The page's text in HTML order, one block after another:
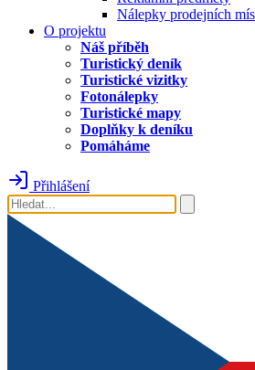
Nálepky prodejních
O projektu
Náš příběh
Turistický deník
Turistické vizitky
Fotonálepky
Turistické mapy
Doplňky k deníku
Pomáháme
Přihlášení